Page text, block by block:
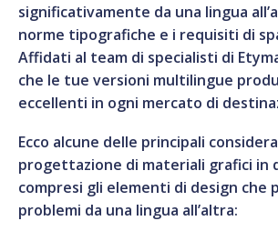
significativamente da una lingua
norme tipografiche e i requisiti di
Affidati al team di specialisti di
che le tue versioni multilingue
eccellenti in ogni mercato di
Ecco alcune delle principali
progettazione di materiali grafici in
compresi gli elementi di design che
problemi da una lingua all’altra: